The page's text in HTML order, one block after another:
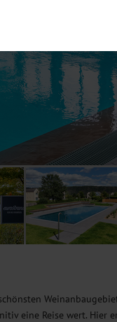
eine Reise wert. Hier
Seite unbedingt
einem erneuten Besuch
weiter zu
die Besucherzahlen
Dienste von
Daten,
Einwilligung jederzeit in
personalisierte